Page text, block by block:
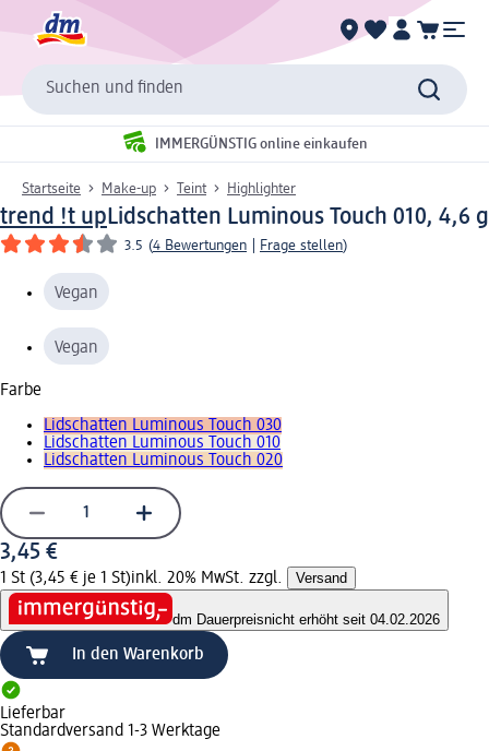
Suchen und finden
IMMERGÜNSTIG online einkaufen
Startseite Make-up Teint Highlighter
trend !t upLidschatten Luminous Touch 010, 4,6 g
3.5 (4 Bewertungen Frage stellen)
Vegan
Vegan
Farbe
Lidschatten Luminous Touch 030
Lidschatten Luminous Touch 010
Lidschatten Luminous Touch 020
3,45 €
1 St (3,45 € je 1 St)inkl. 20% MwSt. zzgl. Versand
dm Dauerpreisnicht erhöht seit 04.02.2026
In den Warenkorb
Lieferbar
Standardversand 1-3 Werktage